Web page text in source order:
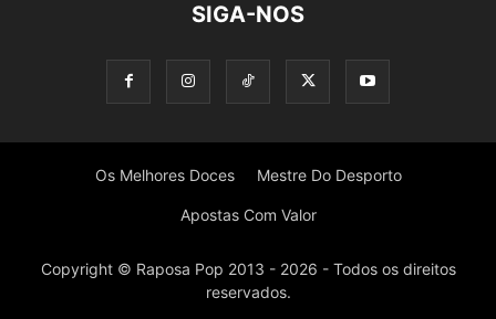
SIGA-NOS
Os Melhores Doces Mestre Do Desporto
Apostas Com Valor
Copyright © Raposa Pop 2013 - 2026 - Todos os direitos
reservados.